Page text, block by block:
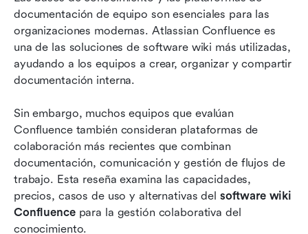
documentación de equipo son esenciales para las
organizaciones modernas. Atlassian Confluence es
una de las soluciones de software wiki más utilizadas,
ayudando a los equipos a crear, organizar y compartir
documentación interna.
Sin embargo, muchos equipos que evalúan
Confluence también consideran plataformas de
colaboración más recientes que combinan
documentación, comunicación y gestión de flujos de
trabajo. Esta reseña examina las capacidades,
precios, casos de uso y alternativas del software wiki
Confluence para la gestión colaborativa del
conocimiento.
Conoce Lark: una alternativa unificada para la
gestión del conocimiento del equipo
Confluence vs Lark para la gestión del
conocimiento
Conclusión
Preguntas frecuentes
Lectura relacionada